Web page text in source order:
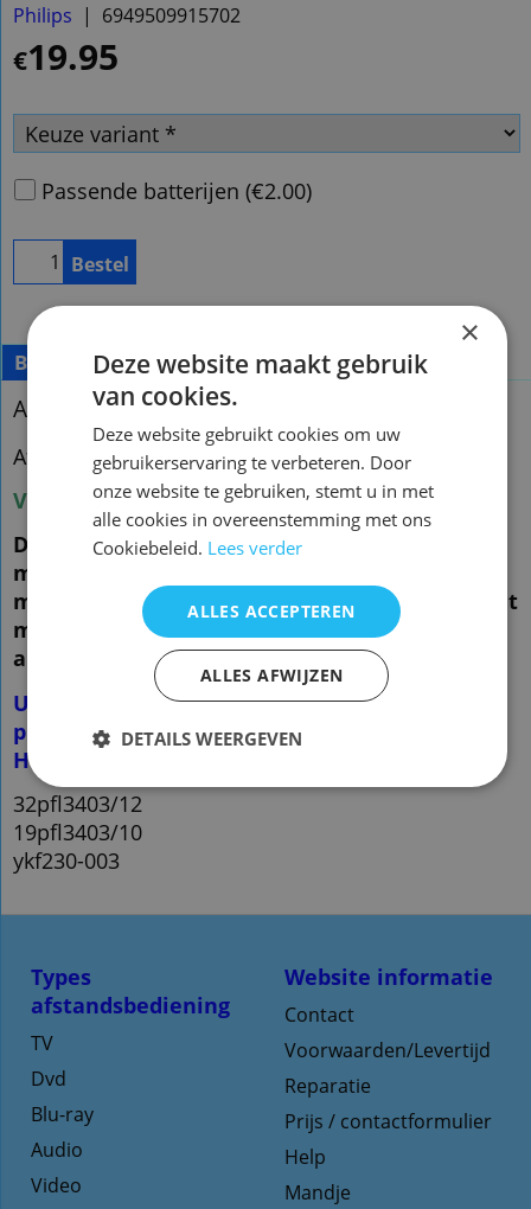
Philips 6949509915702
€19.95
Passende batterijen (€2.00)
Bestel
Beschrijving Meer
Afstandsbediening Philips 242254901834
Afstandsbediening Philips 242254901834
Voorraad nieuw vervangend: 3( zie foto 2 )
De vervangende is een kopie van de originele
met precies dezelfde functies
maar een ander uiterlijk en is speciaal voor dit
model gemaakt en werkt ook
alleen op dit merk en model.( zie foto 2 )
U hoeft de afstandsbediening NIET te
programmeren!
Het werkt direct
32pfl3403/12
19pfl3403/10
ykf230-003
Website informatie
Contact
Voorwaarden/Levertijd
Reparatie
Prijs / contactformulier
Help
Mandje
Types
afstandsbediening
TV
Dvd
Blu-ray
Audio
Video
×
Deze website maakt gebruik
van cookies.
Deze website gebruikt cookies om uw
gebruikerservaring te verbeteren. Door
onze website te gebruiken, stemt u in met
alle cookies in overeenstemming met ons
Cookiebeleid. Lees verder
ALLES ACCEPTEREN
ALLES AFWIJZEN
DETAILS WEERGEVEN